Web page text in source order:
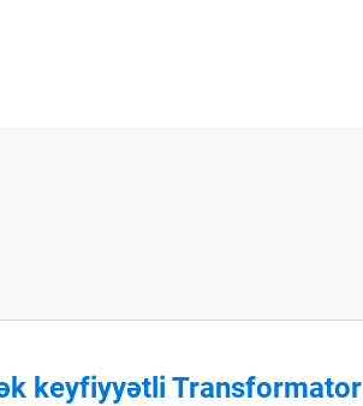
keyfiyyətli Transformator